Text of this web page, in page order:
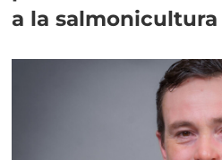
a la salmonicultura